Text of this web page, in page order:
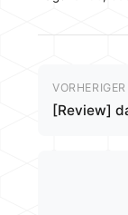
[Review]